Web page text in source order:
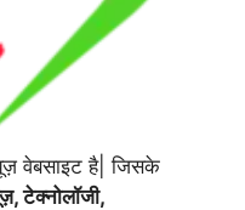
वेबसाइट है| जिसके
टेक्नोलॉजी,